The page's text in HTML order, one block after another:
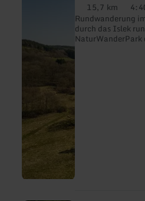
Distanz:
15,7 km Dauer:
Rundwanderung
durch das Islek
NaturWanderPark